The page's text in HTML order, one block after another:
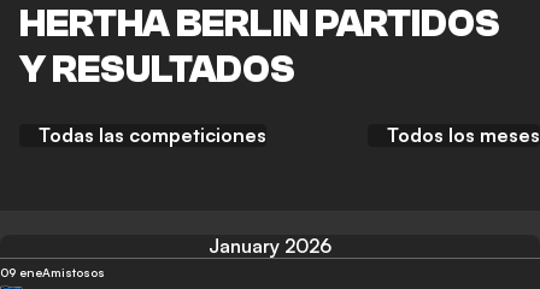
HERTHA BERLIN PARTIDOS
Y RESULTADOS
Todas las competiciones Todos los meses
January 2026
09 eneAmistosos